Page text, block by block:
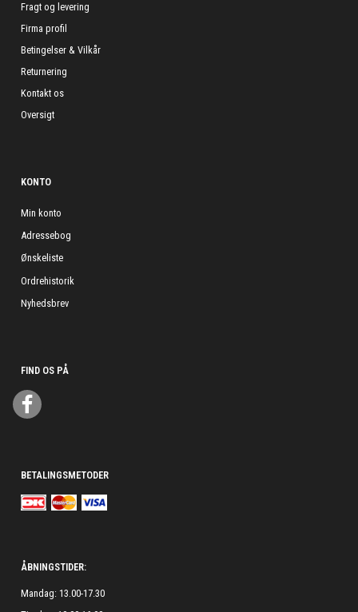
Fragt og levering
Firma profil
Betingelser & Vilkår
Returnering
Kontakt os
Oversigt
KONTO
Min konto
Adressebog
Ønskeliste
Ordrehistorik
Nyhedsbrev
FIND OS PÅ
BETALINGSMETODER
ÅBNINGSTIDER:
Mandag: 13.00-17.30